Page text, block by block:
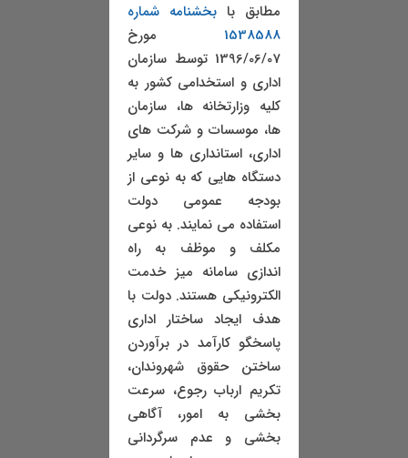
مطابق با بخشنامه شماره
1538588 مورخ
1396/06/07 توسط سازمان
اداری و استخدامی کشور به
کلیه وزارتخانه ها، سازمان
ها، موسسات و شرکت های
اداری، استانداری ها و سایر
دستگاه هایی که به نوعی از
بودجه عمومی دولت
استفاده می نمایند. به نوعی
مکلف و موظف به راه
اندازی سامانه میز خدمت
الکترونیکی هستند. دولت با
هدف ایجاد ساختار اداری
پاسخگو کارآمد در برآوردن
ساختن حقوق شهروندان،
تکریم ارباب رجوع، سرعت
بخشی به امور، آگاهی
بخشی و عدم سرگردانی